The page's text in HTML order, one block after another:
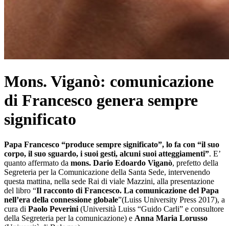
Mons. Viganò: comunicazione
di Francesco genera sempre
significato
Papa Francesco “produce sempre significato”, lo fa con “il suo
corpo, il suo sguardo, i suoi gesti, alcuni suoi atteggiamenti”. E’
quanto affermato da mons. Dario Edoardo Viganò, prefetto della
Segreteria per la Comunicazione della Santa Sede, intervenendo
questa mattina, nella sede Rai di viale Mazzini, alla presentazione
del libro “Il racconto di Francesco. La comunicazione del Papa
nell’era della connessione globale”(Luiss University Press 2017), a
cura di Paolo Peverini (Università Luiss “Guido Carli” e consultore
della Segreteria per la comunicazione) e Anna Maria Lorusso